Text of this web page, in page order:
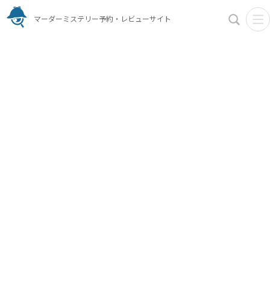
マーダーミステリー予約・レビューサイト